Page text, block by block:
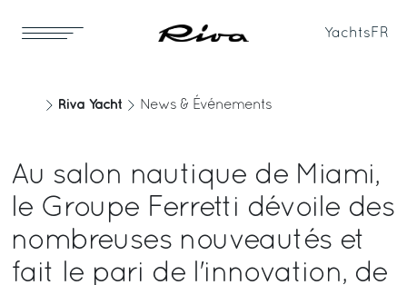
Yachts FR
Riva Yacht News & Événements
Au salon nautique de Miami,
le Groupe Ferretti dévoile des
nombreuses nouveautés et
fait le pari de l'innovation, de